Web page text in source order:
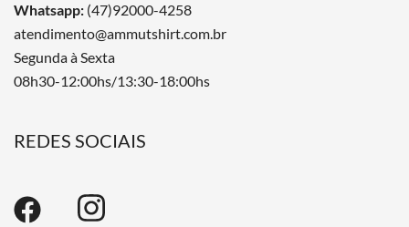
Whatsapp: (47)92000-4258
atendimento@ammutshirt.com.br
Segunda à Sexta
08h30-12:00hs/13:30-18:00hs
REDES SOCIAIS